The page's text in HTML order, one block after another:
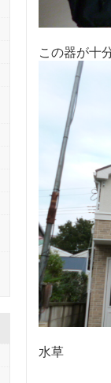
この器が十
水草